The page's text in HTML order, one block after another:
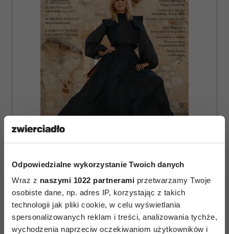
Odpowiedzialne wykorzystanie Twoich danych
Wraz z naszymi 1022 partnerami przetwarzamy Twoje
osobiste dane, np. adres IP, korzystając z takich
technologii jak pliki cookie, w celu wyświetlania
spersonalizowanych reklam i treści, analizowania tychże,
wychodzenia naprzeciw oczekiwaniom użytkowników i
ZAMÓW
WYDANIE DRUKOWANE
E-WYDANIE